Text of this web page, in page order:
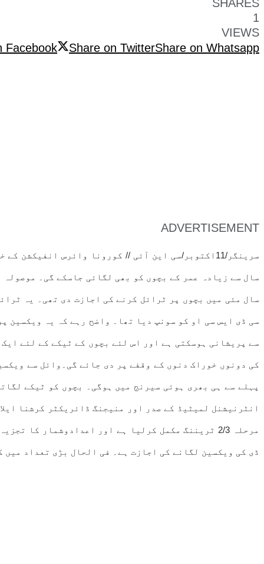
SHARES
1
VIEWS
Facebook
Share on TwitterShare on Whatsapp
ADVERTISEMENT
سرینگر/11اکتوبر/سی این آئی // کورونا وائرس
مرحلہ 2/3 ٹریننگ مکمل کرلیا ہے اور اعدادوشمار
ڈی کی ویکسین لگانے کی اجازت ہے۔ فی الحال بڑی تعداد